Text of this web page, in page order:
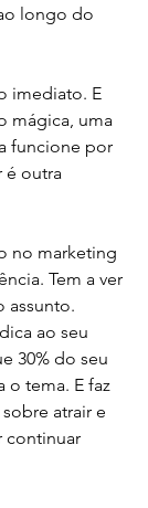
longo do
imediato. E
mágica, uma
funcione por
é outra
no marketing
Tem a ver
assunto.
ao seu
30% do seu
o tema. E faz
atrair e
continuar